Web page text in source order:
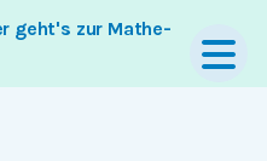
geht's zur Mathe-